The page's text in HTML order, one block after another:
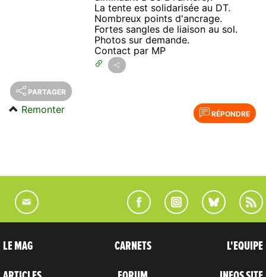
La tente est solidarisée au DT.
Nombreux points d'ancrage.
Fortes sangles de liaison au sol.
Photos sur demande.
Contact par MP
PARTAGER
RÉPONDRE
Remonter
LE MAG CARNETS L'EQUIPE